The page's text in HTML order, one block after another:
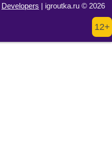
Developers | igroutka.ru © 2026
12+